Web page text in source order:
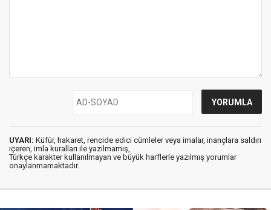
UYARI: Küfür, hakaret, rencide edici cümleler veya imalar, inançlara saldırı
içeren, imla kuralları ile yazılmamış,
Türkçe karakter kullanılmayan ve büyük harflerle yazılmış yorumlar
onaylanmamaktadır.